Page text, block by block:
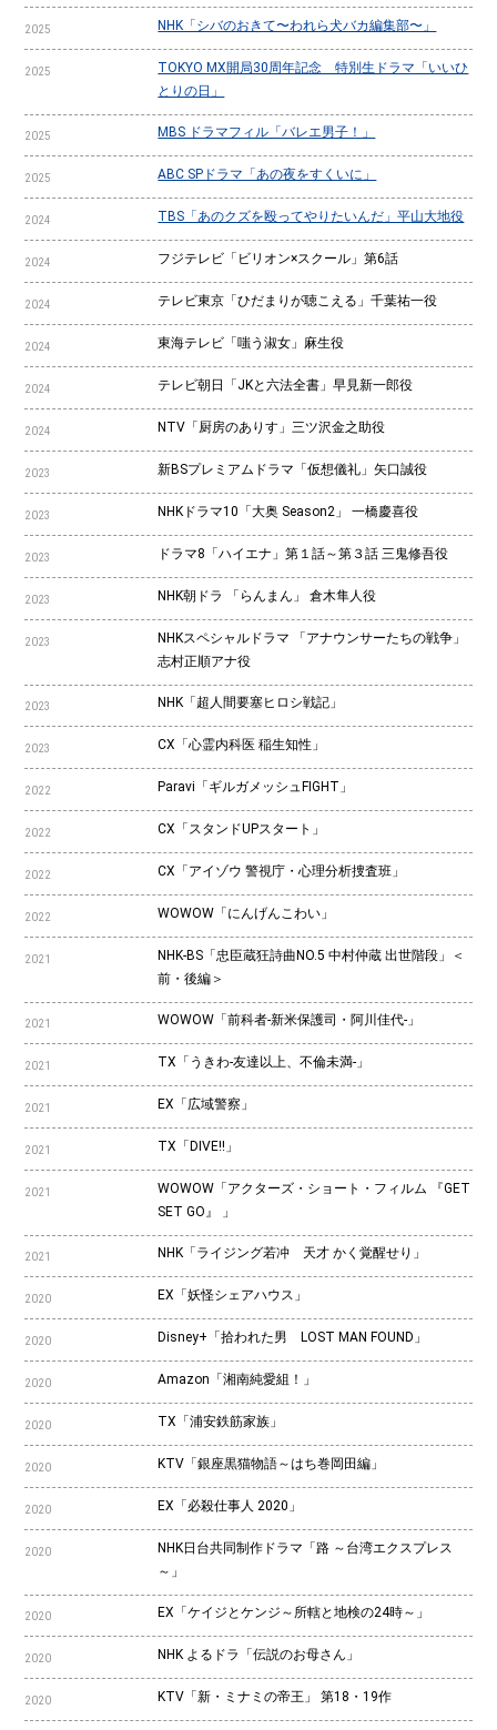
2025 NHK「シバのおきて〜われら犬バカ編集部〜」
2025
TOKYO MX開局30周年記念 特別生ドラマ「いいひ
とりの日」
2025 MBS ドラマフィル「バレエ男子！」
2025 ABC SPドラマ「あの夜をすくいに」
2024 TBS「あのクズを殴ってやりたいんだ」平山大地役
2024 フジテレビ「ビリオン×スクール」第6話
2024 テレビ東京「ひだまりが聴こえる」千葉祐一役
2024 東海テレビ「嗤う淑女」麻生役
2024 テレビ朝日「JKと六法全書」早見新一郎役
2024 NTV「厨房のありす」三ツ沢金之助役
2023 新BSプレミアムドラマ「仮想儀礼」矢口誠役
2023 NHKドラマ10「大奥 Season2」 一橋慶喜役
2023 ドラマ8「ハイエナ」第１話～第３話 三鬼修吾役
2023 NHK朝ドラ 「らんまん」 倉木隼人役
2023
NHKスペシャルドラマ 「アナウンサーたちの戦争」
志村正順アナ役
2023 NHK「超人間要塞ヒロシ戦記」
2023 CX「心霊内科医 稲生知性」
2022 Paravi「ギルガメッシュFIGHT」
2022 CX「スタンドUPスタート」
2022 CX「アイゾウ 警視庁・心理分析捜査班」
2022 WOWOW「にんげんこわい」
2021
NHK-BS「忠臣蔵狂詩曲NO.5 中村仲蔵 出世階段」＜
前・後編＞
2021 WOWOW「前科者-新米保護司・阿川佳代-」
2021 TX「うきわ-友達以上、不倫未満-」
2021 EX「広域警察」
2021 TX「DIVE!!」
2021
WOWOW「アクターズ・ショート・フィルム 『GET
SET GO』 」
2021 NHK「ライジング若冲 天才 かく覚醒せり」
2020 EX「妖怪シェアハウス」
2020 Disney+「拾われた男 LOST MAN FOUND」
2020 Amazon「湘南純愛組！」
2020 TX「浦安鉄筋家族」
2020 KTV「銀座黒猫物語～はち巻岡田編」
2020 EX「必殺仕事人 2020」
2020
NHK日台共同制作ドラマ「路 ～台湾エクスプレス
～」
2020 EX「ケイジとケンジ～所轄と地検の24時～」
2020 NHK よるドラ「伝説のお母さん」
2020 KTV「新・ミナミの帝王」 第18・19作